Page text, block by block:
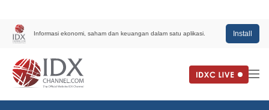
Informasi ekonomi, saham dan keuangan dalam satu aplikasi. Install